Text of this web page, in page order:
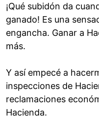
¡Qué subidón da
ganado! Es una
engancha. Ganar a
más.
Y así empecé a
inspecciones de
reclamaciones
Hacienda.